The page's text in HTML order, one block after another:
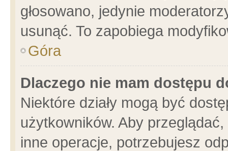
głosowano, jedynie
usunąć. To zapobiega
Góra
Dlaczego nie mam dostępu
Niektóre działy mogą być
użytkowników. Aby
inne operacje, potrzebujesz